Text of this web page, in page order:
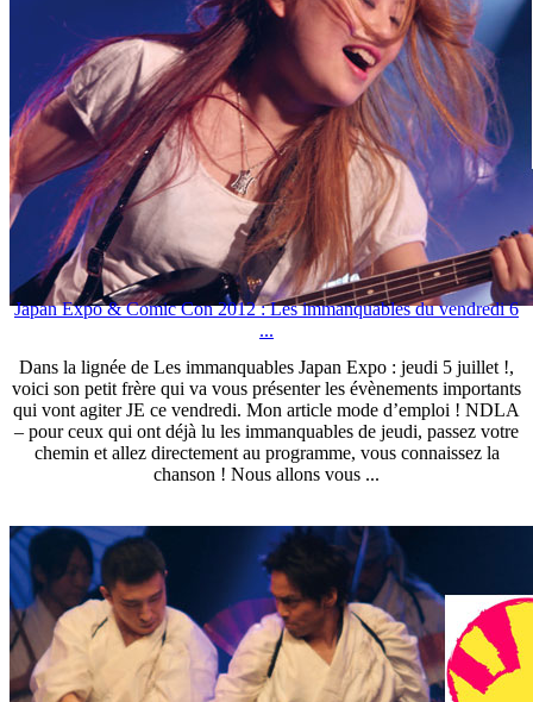
Japan Expo & Comic Con 2012 : Les immanquables du vendredi 6
...
Dans la lignée de Les immanquables Japan Expo : jeudi 5 juillet !,
voici son petit frère qui va vous présenter les évènements importants
qui vont agiter JE ce vendredi. Mon article mode d’emploi ! NDLA
– pour ceux qui ont déjà lu les immanquables de jeudi, passez votre
chemin et allez directement au programme, vous connaissez la
chanson ! Nous allons vous ...